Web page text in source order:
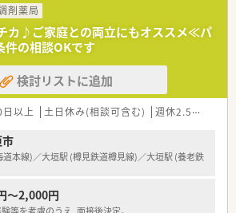
す ／
♪
本に年間休日123日！
の取得も可！（希望者全員）
い態度でお互いが協力し合い、わからないことが
という精神でみな様働かれております！
為、安定した企業です！
者も流動的に勤務しているので、困った事があ
全科目の経験が可能なため、他社よりも成長スピ
早くなります！
働き易さをサポート！
テムBarrera（バレラ）」で安心して調剤が出来
剤薬局
チカ♪ご家庭との両立にもオススメ≪パ
の相談OKです
検討リストに追加
以上 土日休み(相談可含む) 週休2.5日以上
道本線)／大垣駅 (樽見鉄道樽見線)／大垣駅 (養老鉄
～2,000円